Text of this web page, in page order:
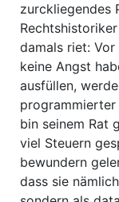
zurckliegendes
damals riet:
keine Angst
ausfüllen,
bin seinem Rat
viel Steuern
bewundern
dass sie